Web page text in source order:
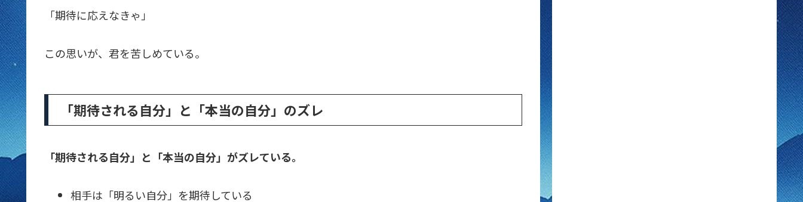
「期待に応えなきゃ」
この思いが、君を苦しめている。
「期待される自分」と「本当の自分」のズレ
「期待される自分」と「本当の自分」がズレている。
相手は「明るい自分」を期待している